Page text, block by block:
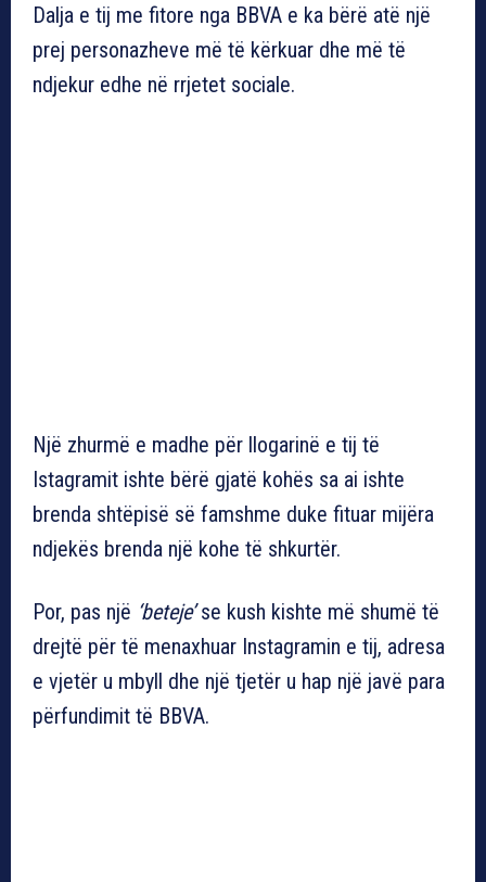
Dalja e tij me fitore nga BBVA e ka bërë atë një
prej personazheve më të kërkuar dhe më të
ndjekur edhe në rrjetet sociale.
Një zhurmë e madhe për llogarinë e tij të
Istagramit ishte bërë gjatë kohës sa ai ishte
brenda shtëpisë së famshme duke fituar mijëra
ndjekës brenda një kohe të shkurtër.
Por, pas një ‘beteje’se kush kishte më shumë të
drejtë për të menaxhuar Instagramin e tij, adresa
e vjetër u mbyll dhe një tjetër u hap një javë para
përfundimit të BBVA.